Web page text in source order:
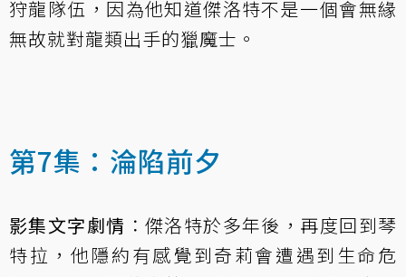
狩龍隊伍，因為他知道傑洛特不是一個會無緣
無故就對龍類出手的獵魔士。
第7集：淪陷前夕
影集文字劇情 ：傑洛特於多年後，再度回到琴
特拉，他隱約有感覺到奇莉會遭遇到生命危